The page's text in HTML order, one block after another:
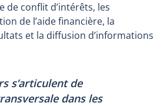
de conflit d’intérêts, les
de l’aide financière, la
et la diffusion d’informations
s’articulent de
dans les